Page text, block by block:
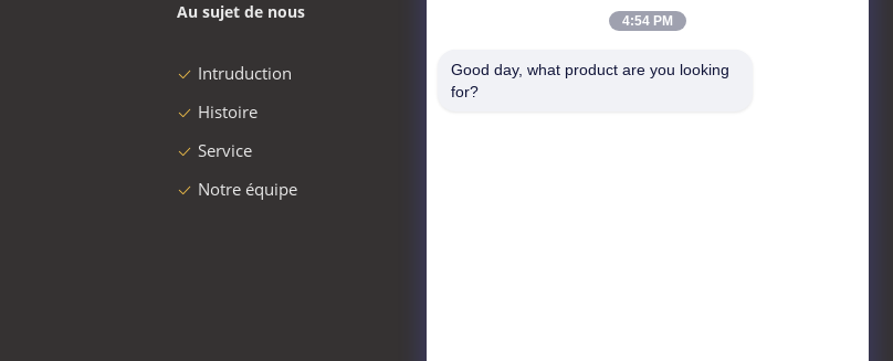
Au sujet de nous
Intruduction
Histoire
Service
Notre équipe
Contactez-nous
Sino-NSH Oil Purifier
4:54 PM
Good day, what product are you looking
for?